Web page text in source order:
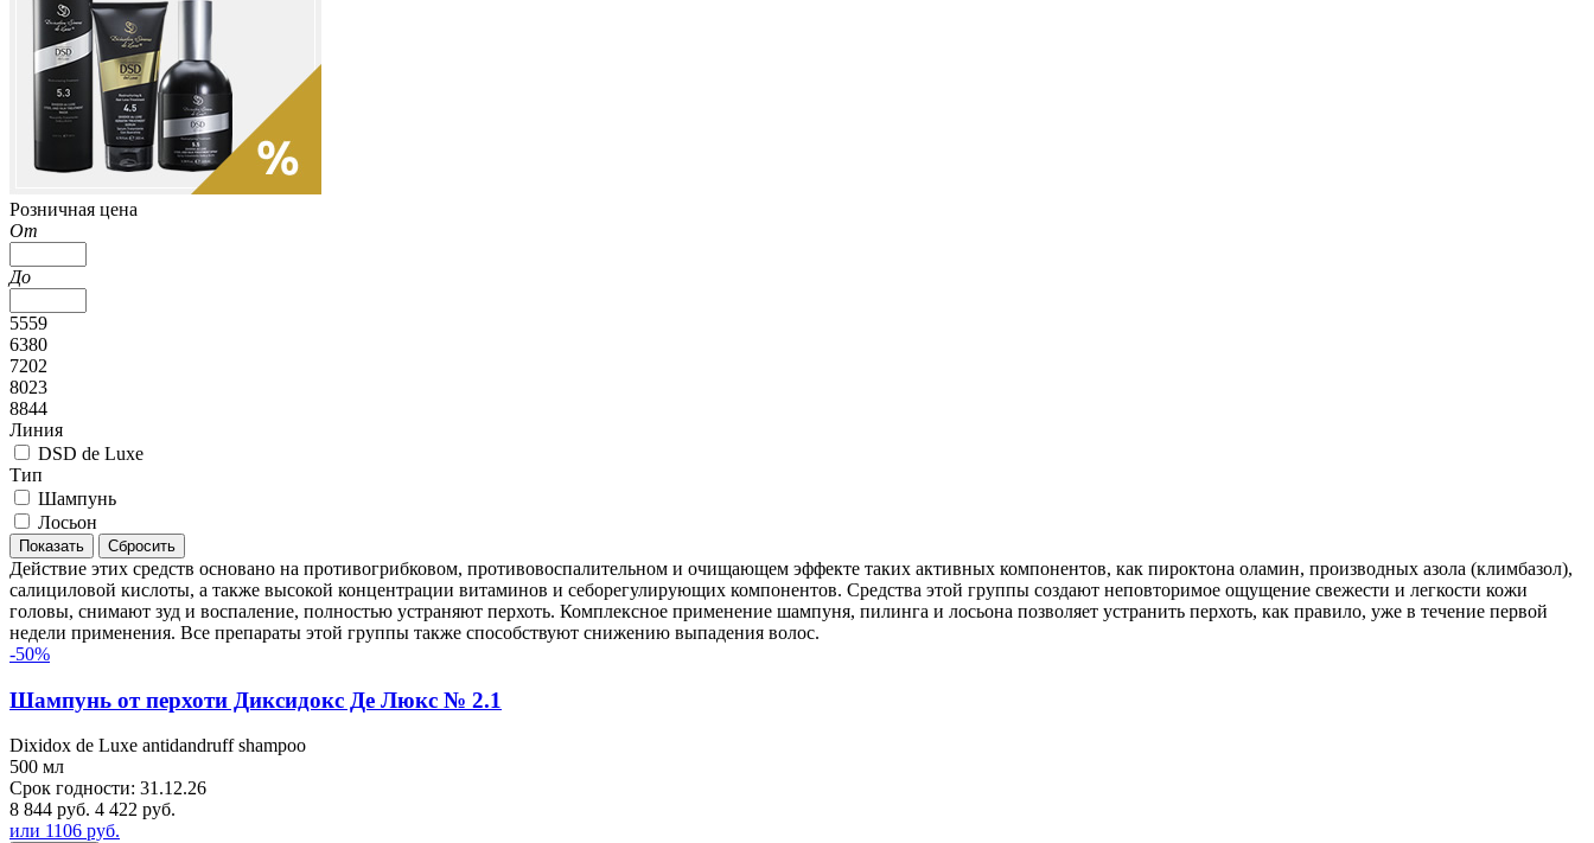
Розничная цена
От
До
5559
6380
7202
8023
8844
Линия
DSD de Luxe
Тип
Шампунь
Лосьон
Действие этих средств основано на противогрибковом, противовоспалительном и очищающем эффекте таких активных компонентов, как пироктона оламин, производных азола (климбазол),
салициловой кислоты, а также высокой концентрации витаминов и себорегулирующих компонентов. Средства этой группы создают неповторимое ощущение свежести и легкости кожи
головы, снимают зуд и воспаление, полностью устраняют перхоть. Комплексное применение шампуня, пилинга и лосьона позволяет устранить перхоть, как правило, уже в течение первой
недели применения. Все препараты этой группы также способствуют снижению выпадения волос.
-50%
Шампунь от перхоти Диксидокс Де Люкс № 2.1
Dixidox de Luxe antidandruff shampoo
500 мл
Срок годности: 31.12.26
8 844 руб. 4 422 руб.
или 1106 руб.